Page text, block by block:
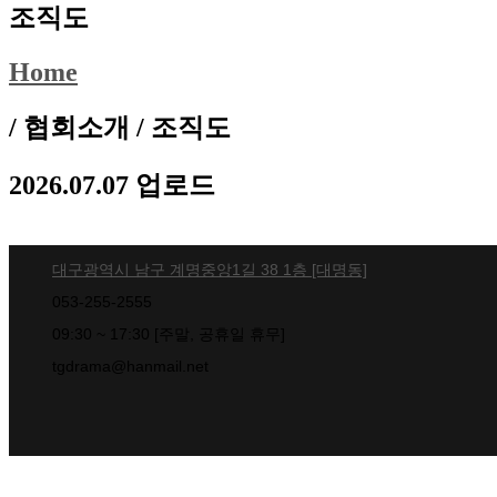
조직도
Home
/ 협회소개 / 조직도
2026.07.07 업로드
대구광역시 남구 계명중앙1길 38 1층 [대명동]